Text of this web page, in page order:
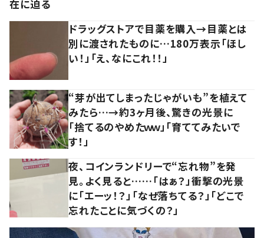
在に迫る
ドラッグストアで目薬を購入→目薬とは
別に渡されたものに…180万表示「ほし
い！」「え、なにこれ！！」
“芽が出てしまったじゃがいも”を植えて
みたら…→約3ヶ月後、驚きの光景に
「捨てるのやめたｗｗ」「育ててみたいで
す！」
夜、コインランドリーで“忘れ物”を発
見。よく見ると……「はぁ？」衝撃の光景
に「エーッ！？」「なぜ落ちてる？」「どこで
忘れたことに気づくの？」